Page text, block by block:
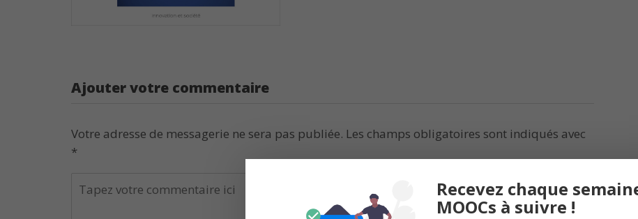
Ajouter votre commentaire
Votre adresse de messagerie ne sera pas publiée. Les champs obligatoires sont indiqués avec
*
Recevez chaque
MOOCs à suivre !